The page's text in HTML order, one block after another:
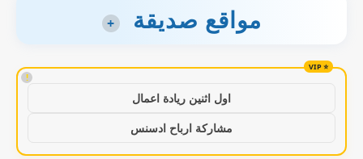
مواقع صديقة +
!
اول اثنين ريادة اعمال
مشاركة ارباح ادسنس